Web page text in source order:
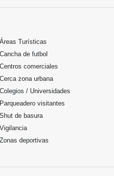
Áreas Turísticas
Cancha de futbol
Centros comerciales
Cerca zona urbana
Colegios / Universidades
Parqueadero visitantes
Shut de basura
Vigilancia
Zonas deportivas